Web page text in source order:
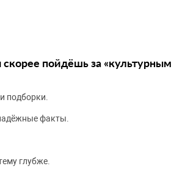
скорее пойдёшь за «культурным
подборки.
факты.
глубже.